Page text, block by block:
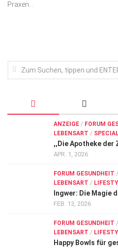
Kampf gegen Krebs
Praxen...
ANZEIGE / FORUM
LEBENSART /
,,Die Apotheke der
APR. 1, 2026
FORUM GESUNDHEIT /
LEBENSART /
Ingwer: Die Magie
FEB. 13, 2026
FORUM GESUNDHEIT /
LEBENSART /
Happy Bowls für